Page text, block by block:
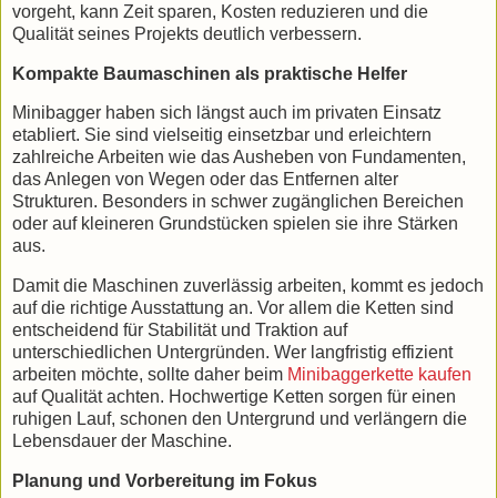
vorgeht, kann Zeit sparen, Kosten reduzieren und die
Qualität seines Projekts deutlich verbessern.
Kompakte Baumaschinen als praktische Helfer
Minibagger haben sich längst auch im privaten Einsatz
etabliert. Sie sind vielseitig einsetzbar und erleichtern
zahlreiche Arbeiten wie das Ausheben von Fundamenten,
das Anlegen von Wegen oder das Entfernen alter
Strukturen. Besonders in schwer zugänglichen Bereichen
oder auf kleineren Grundstücken spielen sie ihre Stärken
aus.
Damit die Maschinen zuverlässig arbeiten, kommt es jedoch
auf die richtige Ausstattung an. Vor allem die Ketten sind
entscheidend für Stabilität und Traktion auf
unterschiedlichen Untergründen. Wer langfristig effizient
arbeiten möchte, sollte daher beim Minibaggerkette kaufen
auf Qualität achten. Hochwertige Ketten sorgen für einen
ruhigen Lauf, schonen den Untergrund und verlängern die
Lebensdauer der Maschine.
Planung und Vorbereitung im Fokus